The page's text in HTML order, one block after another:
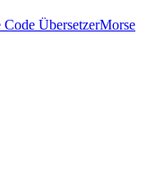
Code ÜbersetzerMorse